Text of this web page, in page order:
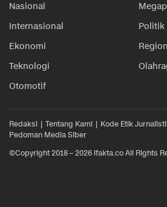
Nasional
Internasional
Politik
Ekonomi
Teknologi
Otomotif
Redaksi Tentang Kami Kode Etik
Pedoman Media Siber
©Copyright 2018 – 2026 ifakta.co All Rights